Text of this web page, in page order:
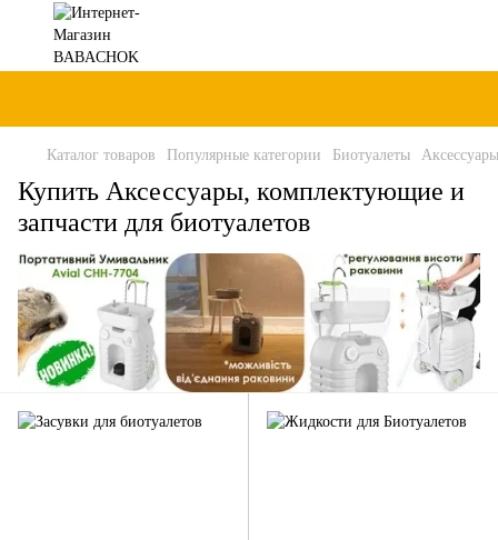
Каталог товаров Популярные категории Биотуалеты
Купить Аксессуары, комплектующие и
запчасти для биотуалетов